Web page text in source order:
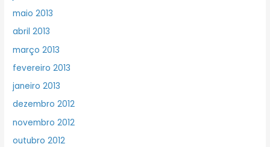
maio 2013
abril 2013
março 2013
fevereiro 2013
janeiro 2013
dezembro 2012
novembro 2012
outubro 2012